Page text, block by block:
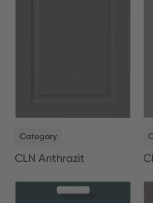
Category
CLN Anthrazit